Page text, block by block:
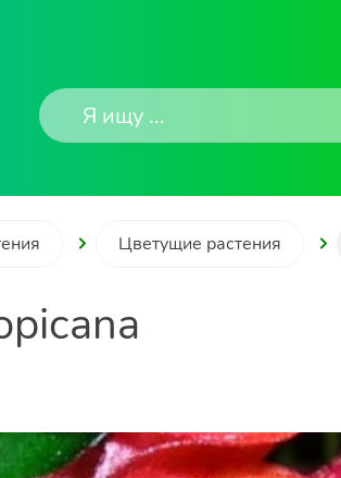
Цветущие растения